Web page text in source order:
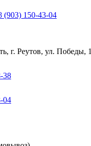
(903) 150-43-04
г. Реутов, ул. Победы, 1
38
04